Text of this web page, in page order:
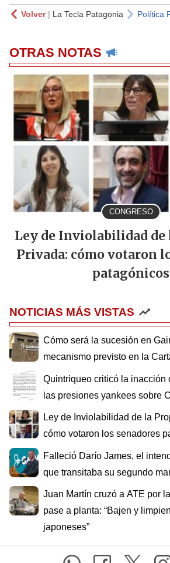
Volver| La Tecla Patagonia Política
OTRAS NOTAS
CONGRESO
Ley de Inviolabilidad de
Privada: cómo votaron
patagónicos
NOTICIAS MÁS VISTAS
Cómo será la sucesión en
mecanismo previsto en la
Quintriqueo criticó la inacción
las presiones yankees sobre
Ley de Inviolabilidad de la
cómo votaron los senadores
Falleció Darío James, el
que transitaba su segundo
Juan Martín cruzó a ATE por
pase a planta: “Bajen y
japoneses”